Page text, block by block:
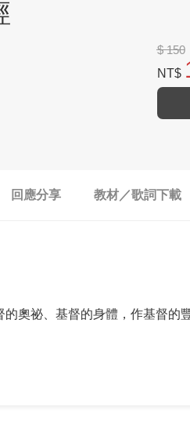
$ 150
NT$
回應分享 教材／歌詞下載
奧祕、基督的身體，作基督